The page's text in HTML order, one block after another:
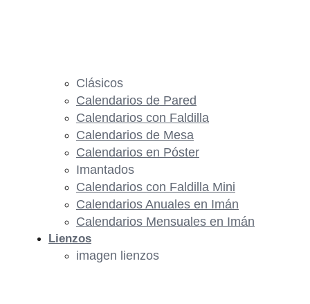
Clásicos
Calendarios de Pared
Calendarios con Faldilla
Calendarios de Mesa
Calendarios en Póster
Imantados
Calendarios con Faldilla Mini
Calendarios Anuales en Imán
Calendarios Mensuales en Imán
Lienzos
imagen lienzos